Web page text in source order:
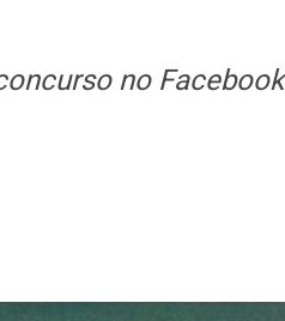
no Facebook